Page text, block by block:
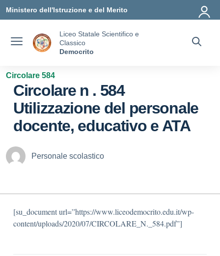
Ministero dell'Istruzione e del Merito
Liceo Statale Scientifico e
Classico
Democrito
Circolare 584
Circolare n . 584
Utilizzazione del personale
docente, educativo e ATA
Personale scolastico
[su_document url=”https://www.liceodemocrito.edu.it/wp-
content/uploads/2020/07/CIRCOLARE_N._584.pdf”]